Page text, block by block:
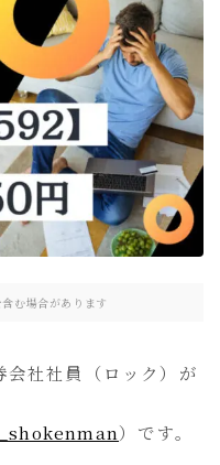
む場合があります
会社社員（ロック）が
）です。